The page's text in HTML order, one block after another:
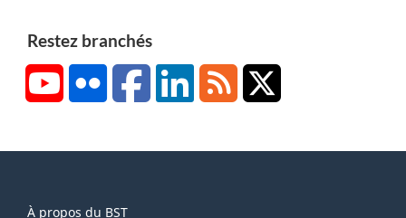
Restez branchés
YouTubeFlickr FacebookLinkedInRSS
À propos du BST